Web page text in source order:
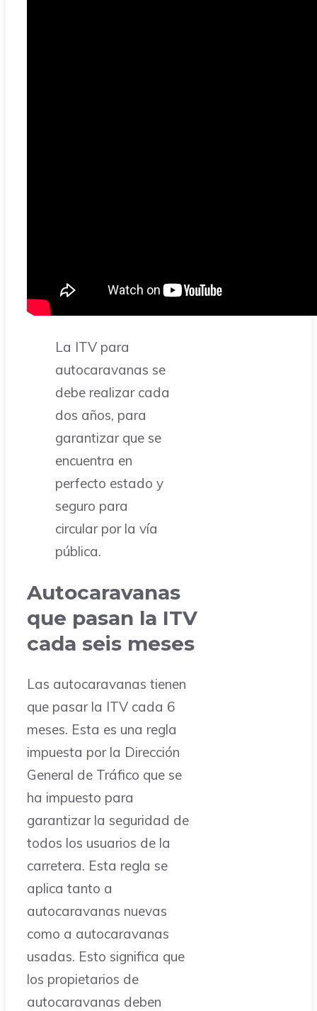
La ITV para
autocaravanas se
debe realizar cada
dos años, para
garantizar que se
encuentra en
perfecto estado y
seguro para
circular por la vía
pública.
Autocaravanas
que pasan la ITV
cada seis meses
Las autocaravanas tienen
que pasar la ITV cada 6
meses. Esta es una regla
impuesta por la Dirección
General de Tráfico que se
ha impuesto para
garantizar la seguridad de
todos los usuarios de la
carretera. Esta regla se
aplica tanto a
autocaravanas nuevas
como a autocaravanas
usadas. Esto significa que
los propietarios de
autocaravanas deben